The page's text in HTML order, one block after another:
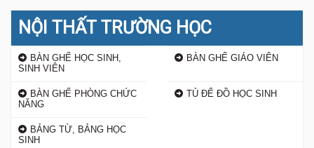
NỘI THẤT TRƯỜNG HỌC
BÀN GHẾ HỌC SINH,
SINH VIÊN
BÀN GHẾ GIÁO VIÊN
BÀN GHẾ PHÒNG CHỨC
NĂNG
TỦ ĐỂ ĐỒ HỌC SINH
BẢNG TỪ, BẢNG HỌC
SINH